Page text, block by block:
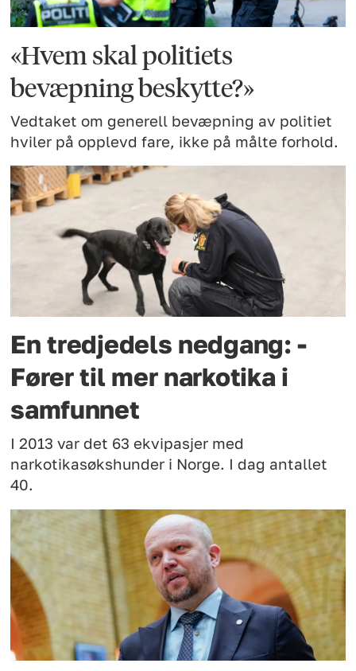
«Hvem skal politiets
bevæpning beskytte?»
Vedtaket om generell bevæpning av politiet
hviler på opplevd fare, ikke på målte forhold.
En tredjedels nedgang: -
Fører til mer narkotika i
samfunnet
I 2013 var det 63 ekvipasjer med
narkotikasøkshunder i Norge. I dag antallet
40.